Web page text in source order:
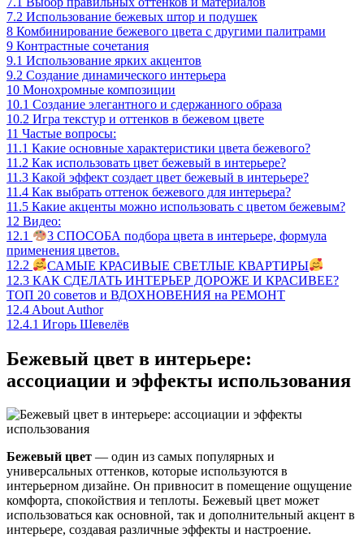
7.2 Использование бежевых штор и подушек
8 Комбинирование бежевого цвета с другими палитрами
9 Контрастные сочетания
9.1 Использование ярких акцентов
9.2 Создание динамического интерьера
10 Монохромные композиции
10.1 Создание элегантного и сдержанного образа
10.2 Игра текстур и оттенков в бежевом цвете
11 Частые вопросы:
11.1 Какие основные характеристики цвета бежевого?
11.2 Как использовать цвет бежевый в интерьере?
11.3 Какой эффект создает цвет бежевый в интерьере?
11.4 Как выбрать оттенок бежевого для интерьера?
11.5 Какие акценты можно использовать с цветом бежевым?
12 Видео:
12.1
3 СПОСОБА подбора цвета в интерьере, формула
применения цветов.
12.2
САМЫЕ КРАСИВЫЕ СВЕТЛЫЕ КВАРТИРЫ
12.3 КАК СДЕЛАТЬ ИНТЕРЬЕР ДОРОЖЕ И КРАСИВЕЕ?
ТОП 20 советов и ВДОХНОВЕНИЯ на РЕМОНТ
12.4 About Author
12.4.1 Игорь Шевелёв
Бежевый цвет в интерьере:
ассоциации и эффекты использования
Бежевый цвет — один из самых популярных и
универсальных оттенков, которые используются в
интерьерном дизайне. Он привносит в помещение ощущение
комфорта, спокойствия и теплоты. Бежевый цвет может
использоваться как основной, так и дополнительный акцент в
интерьере, создавая различные эффекты и настроение.